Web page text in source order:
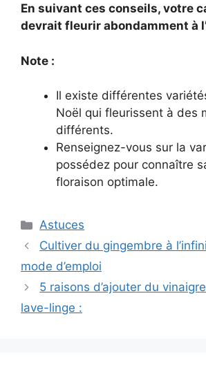
En suivant ces conseils, votre
devrait fleurir abondamment à
Note :
Il existe différentes
Noël qui fleurissent à des
différents.
Renseignez-vous sur la
possédez pour connaître
floraison optimale.
Categories
Astuces
Cultiver du gingembre à
mode d’emploi
5 raisons d’ajouter du
lave-linge :